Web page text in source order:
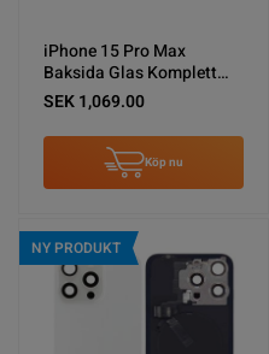
iPhone 15 Pro Max
Baksida Glas Komplett
OEM - Blå
SEK 1,069.00
Köp nu
NY PRODUKT